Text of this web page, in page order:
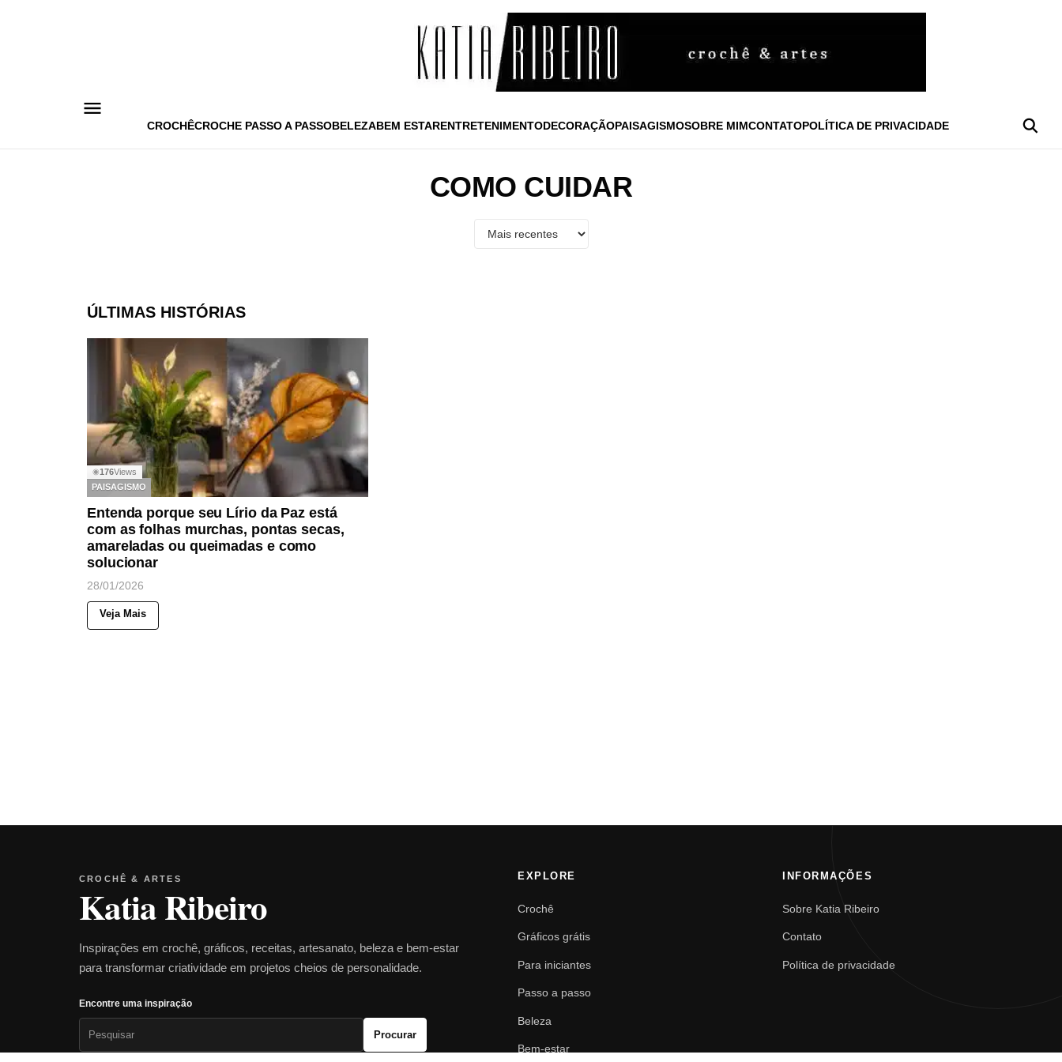
CROCHÊCROCHE PASSO A PASSOBELEZABEM ESTARENTRETENIMENTODECORAÇÃOPAISAGISMOSOBRE MIMCONTATOPOLÍTICA DE PRIVACIDADE
COMO CUIDAR
ÚLTIMAS HISTÓRIAS
◉176Views
PAISAGISMO
Entenda porque seu Lírio da Paz está
com as folhas murchas, pontas secas,
amareladas ou queimadas e como
solucionar
28/01/2026
Veja Mais
CROCHÊ & ARTES
Katia Ribeiro
Inspirações em crochê, gráficos, receitas, artesanato, beleza e bem-estar
para transformar criatividade em projetos cheios de personalidade.
Encontre uma inspiração
Procurar
EXPLORE
Crochê
Gráficos grátis
Para iniciantes
Passo a passo
Beleza
Bem-estar
INFORMAÇÕES
Sobre Katia Ribeiro
Contato
Política de privacidade